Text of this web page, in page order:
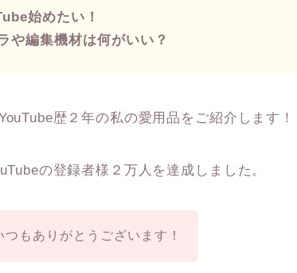
始めたい！
や編集機材は何がいい？
歴２年の私の愛用品をご紹介します！
の登録者様２万人を達成しました。
つもありがとうございます！